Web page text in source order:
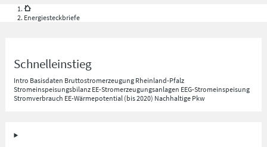
Energiesteckbriefe
Schnelleinstieg
Intro Basisdaten Bruttostromerzeugung Rheinland-Pfalz
Stromeinspeisungsbilanz EE-Stromerzeugungsanlagen EEG-Stromeinspeisung
Stromverbrauch EE-Wärmepotential (bis 2020) Nachhaltige Pkw